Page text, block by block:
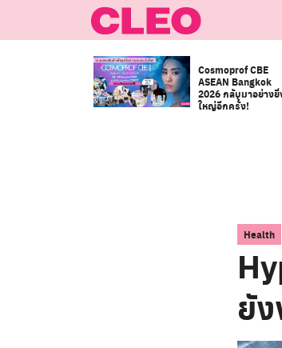
Cosmoprof CBE
ASEAN Bangkok
2026 กลับมาอย่างยิ่
ใหญ่อีกครั้ง!
Health
ยั